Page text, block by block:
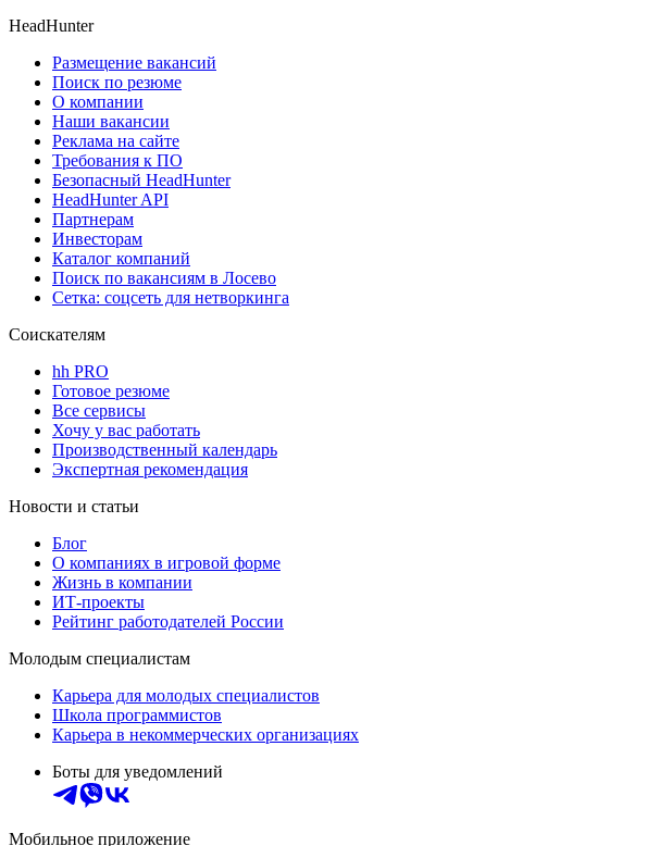
HeadHunter
Размещение вакансий
Поиск по резюме
О компании
Наши вакансии
Реклама на сайте
Требования к ПО
Безопасный HeadHunter
HeadHunter API
Партнерам
Инвесторам
Каталог компаний
Поиск по вакансиям в Лосево
Сетка: соцсеть для нетворкинга
Соискателям
hh PRO
Готовое резюме
Все сервисы
Хочу у вас работать
Производственный календарь
Экспертная рекомендация
Новости и статьи
Блог
О компаниях в игровой форме
Жизнь в компании
ИТ-проекты
Рейтинг работодателей России
Молодым специалистам
Карьера для молодых специалистов
Школа программистов
Карьера в некоммерческих организациях
Боты для уведомлений
Мобильное приложение